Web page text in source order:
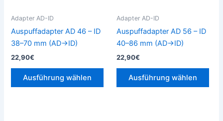
Adapter AD-ID
Auspuffadapter AD 46 – ID
38–70 mm (AD→ID)
22,90€
Ausführung wählen
können
gewählt
Adapter AD-ID
Auspuffadapter AD 56 – ID
40–86 mm (AD→ID)
22,90€
Ausführung wählen